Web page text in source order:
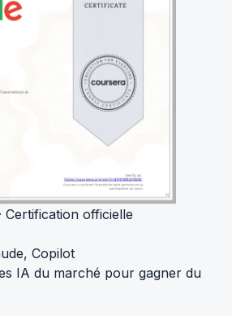
Certification officielle
Copilot
IA du marché pour gagner du